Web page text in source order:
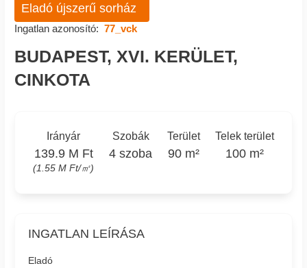
Eladó újszerű sorház
Ingatlan azonosító: 77_vck
BUDAPEST, XVI. KERÜLET,
CINKOTA
Irányár
139.9 M Ft
(1.55 M Ft/㎡)
Szobák
4 szoba
Terület
90 m²
Telek terület
100 m²
INGATLAN LEÍRÁSA
Eladó